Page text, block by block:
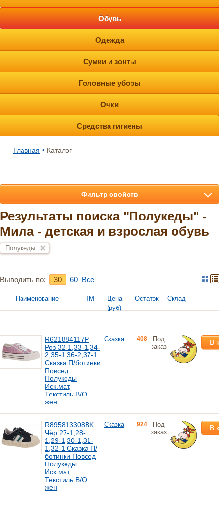
Обувь
Одежда
Сумки и зонты
Головные уборы
Очки
Средства гигиены
Главная • Каталог
Результаты поиска "Полукеды" -
Мила - детская и взрослая обувь
Полукеды
Выводить по: 30 60 Bce
Наименование ТМ
Цена
(руб)
Остаток Склад
R621884117P
Роз 32-1,33-1,34-
2,35-1,36-2,37-1
Сказка П/ботинки
Повсед
Полукеды
Иск.мат,
Текстиль В/О
жен
Сказка 408
Под
заказ
В
R895813308BK
Чёр 27-1,28-
1,29-1,30-1,31-
1,32-1 Сказка П/
ботинки Повсед
Полукеды
Иск.мат,
Текстиль В/О
жен
Сказка 924
Под
заказ
В
Фильтр свойств